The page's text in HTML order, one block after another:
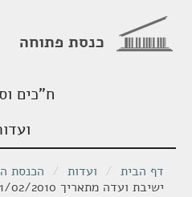
כנסת פתוחה
ח"כים
דף הבית / ועדות / הכנסת ה-
ישיבת ועדה מתאריך 01/02/2010